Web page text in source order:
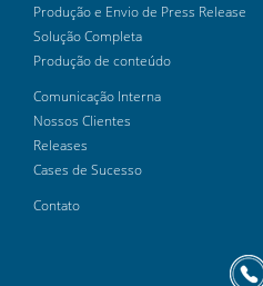
Produção e Envio de Press Release
Solução Completa
Produção de conteúdo
Comunicação Interna
Nossos Clientes
Releases
Cases de Sucesso
Contato